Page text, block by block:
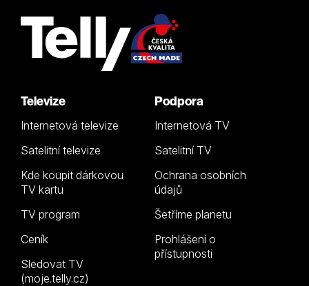
Televize
Internetová televize
Satelitní televize
Kde koupit dárkovou
TV kartu
TV program
Ceník
Sledovat TV
(moje.telly.cz)
Podpora
Internetová TV
Satelitní TV
Ochrana osobních
údajů
Šetříme planetu
Prohlášení o
přístupnosti